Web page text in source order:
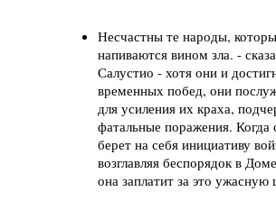
Несчастны те народы,
напиваются вином зла. -
Салустио - хотя они и
временных побед, они
для усиления их краха,
фатальные поражения. Когда
берет на себя инициативу
возглавляя беспорядок в
она заплатит за это ужасную